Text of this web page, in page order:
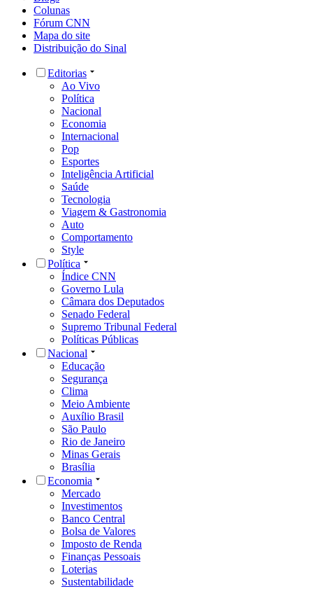
Colunas
Fórum CNN
Mapa do site
Distribuição do Sinal
Editorias
Ao Vivo
Política
Nacional
Economia
Internacional
Pop
Esportes
Inteligência Artificial
Saúde
Tecnologia
Viagem & Gastronomia
Auto
Comportamento
Style
Política
Índice CNN
Governo Lula
Câmara dos Deputados
Senado Federal
Supremo Tribunal Federal
Políticas Públicas
Nacional
Educação
Segurança
Clima
Meio Ambiente
Auxílio Brasil
São Paulo
Rio de Janeiro
Minas Gerais
Brasília
Economia
Mercado
Investimentos
Banco Central
Bolsa de Valores
Imposto de Renda
Finanças Pessoais
Loterias
Sustentabilidade